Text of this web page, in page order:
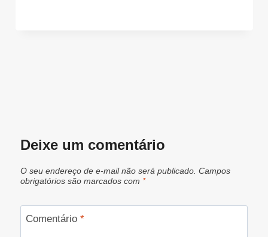
Deixe um comentário
O seu endereço de e-mail não será publicado. Campos
obrigatórios são marcados com *
Comentário *